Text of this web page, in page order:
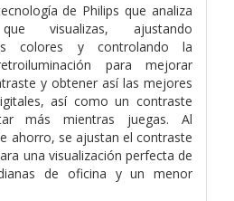
de Philips que analiza
visualizas, ajustando
colores y controlando la
para mejorar
y obtener así las mejores
así como un contraste
más mientras juegas. Al
ahorro, se ajustan el contraste
una visualización perfecta de
de oficina y un menor